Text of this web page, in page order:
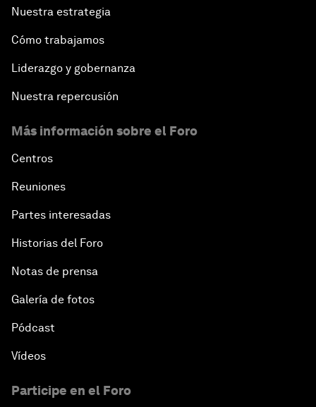
Nuestra estrategia
Cómo trabajamos
Liderazgo y gobernanza
Nuestra repercusión
Más información sobre el Foro
Centros
Reuniones
Partes interesadas
Historias del Foro
Notas de prensa
Galería de fotos
Pódcast
Vídeos
Participe en el Foro